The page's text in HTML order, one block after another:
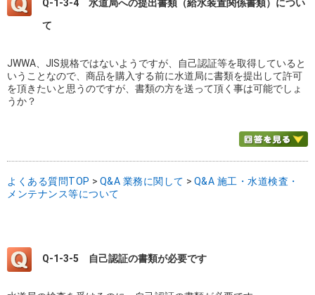
Q-1-3-4 水道局への提出書類（給水装置関係書類）につい
て
JWWA、JIS規格ではないようですが、自己認証等を取得していると
いうことなので、商品を購入する前に水道局に書類を提出して許可
を頂きたいと思うのですが、書類の方を送って頂く事は可能でしょ
うか？
よくある質問TOP > Q&A 業務に関して > Q&A 施工・水道検査・
メンテナンス等について
Q-1-3-5 自己認証の書類が必要です